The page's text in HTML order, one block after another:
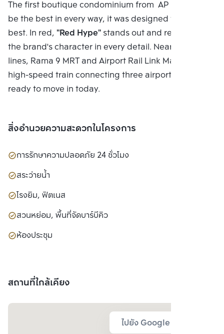
The first boutique condominium from AP In order to
be the best in every way, it was designed to be the
best. In red, "Red Hype"stands out and represents
the brand's character in every detail. Near two MRT
lines, Rama 9 MRT and Airport Rail Link Makkasan, a
high-speed train connecting three airports*, and
ready to move in today.
สิ่งอำนวยความสะดวกในโครงการ
การรักษาความปลอดภัย 24 ชั่วโมง
สระว่ายน้ำ
โรงยิม, ฟิตเนส
สวนหย่อม, พื้นที่จัดบาร์บีคิว
ห้องประชุม
สถานที่ใกล้เคียง
ไปยัง Google Map